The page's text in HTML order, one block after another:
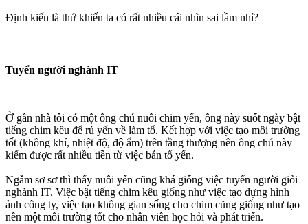
Định kiến là thứ khiến ta có rất nhiều cái nhìn sai lầm nhỉ?
Tuyển người nghành IT
Ở gần nhà tôi có một ông chú nuôi chim yến, ông này suốt ngày bật
tiếng chim kêu để rủ yến về làm tổ. Kết hợp với việc tạo môi trường
tốt (không khí, nhiệt độ, độ ẩm) trên tầng thượng nên ông chú này
kiếm được rất nhiều tiền từ việc bán tổ yến.
Ngẫm sơ sơ thì thấy nuôi yến cũng khá giống việc tuyển người giỏi
nghành IT. Việc bật tiếng chim kêu giống như việc tạo dựng hình
ảnh công ty, việc tạo không gian sống cho chim cũng giống như tạo
nên một môi trường tốt cho nhân viên học hỏi và phát triển.